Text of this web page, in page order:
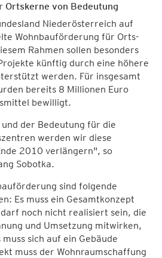
Ortskerne von Bedeutung
Niederösterreich auf
Wohnbauförderung für Orts-
Rahmen sollen besonders
künftig durch eine höhere
werden. Für insgesamt
bereits 8 Millionen Euro
bewilligt.
der Bedeutung für die
werden wir diese
2010 verlängern", so
Sobotka.
sind folgende
Es muss ein Gesamtkonzept
noch nicht realisiert sein, die
und Umsetzung mitwirken,
sich auf ein Gebäude
muss der Wohnraumschaffung